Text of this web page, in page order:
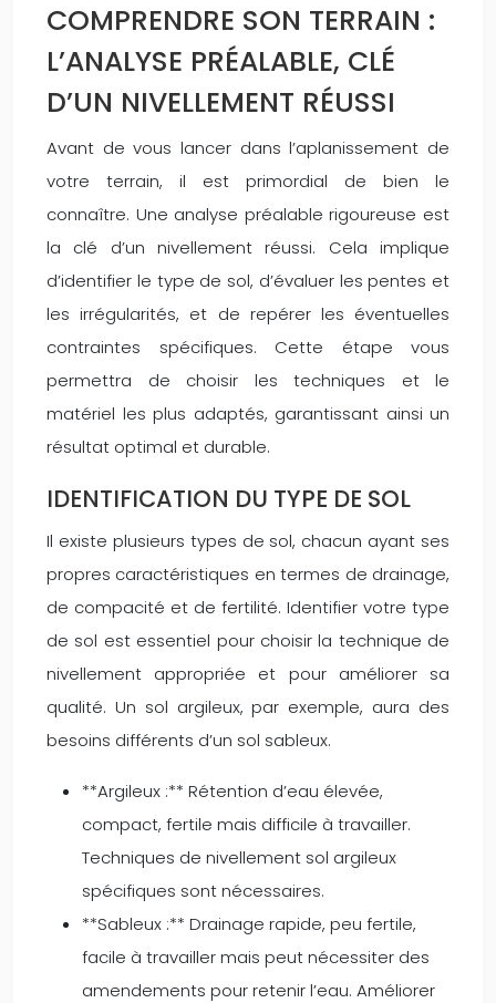
COMPRENDRE SON TERRAIN :
L’ANALYSE PRÉALABLE, CLÉ
D’UN NIVELLEMENT RÉUSSI
Avant de vous lancer dans l’aplanissement de
votre terrain, il est primordial de bien le
connaître. Une analyse préalable rigoureuse est
la clé d’un nivellement réussi. Cela implique
d’identifier le type de sol, d’évaluer les pentes et
les irrégularités, et de repérer les éventuelles
contraintes spécifiques. Cette étape vous
permettra de choisir les techniques et le
matériel les plus adaptés, garantissant ainsi un
résultat optimal et durable.
IDENTIFICATION DU TYPE DE SOL
Il existe plusieurs types de sol, chacun ayant ses
propres caractéristiques en termes de drainage,
de compacité et de fertilité. Identifier votre type
de sol est essentiel pour choisir la technique de
nivellement appropriée et pour améliorer sa
qualité. Un sol argileux, par exemple, aura des
besoins différents d’un sol sableux.
**Argileux :** Rétention d’eau élevée,
compact, fertile mais difficile à travailler.
Techniques de nivellement sol argileux
spécifiques sont nécessaires.
**Sableux :** Drainage rapide, peu fertile,
facile à travailler mais peut nécessiter des
amendements pour retenir l’eau. Améliorer